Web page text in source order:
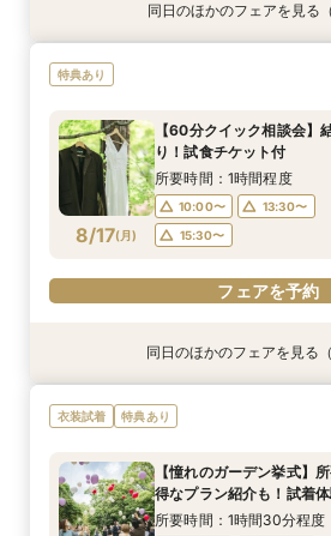
特典あり
8/16 日)
ペットと一緒に叶える挙
9:30〜 15:30〜
フェアを予約
特典あり
8/16 日)
【マイナビ限定！週末
9:30〜 15:30〜
フェアを予約
特典あり
8/16 日)
【15名～貸切可】おもて
9:30〜 15:30〜
フェアを予約
特典あり
8/16 日)
ロマンティックなナイト
9:30〜 15:30〜
フェアを予約
8/16 日)
10:00〜
13:30〜
15:30〜
フェアを予約
特典あり
8/16 日)
【1.5次会におすすめ！
9:30〜 15:30〜
フェアを予約
特典あり
8/16 日)
【憧れのガーデン挙式】
10:00〜
13:30〜
15:30〜
フェアを予約
同日のほかのフェアを見る
特典あり
8/17(月)
【60分クイック相談会】
り！試食チケット付
所要時間：1時間程度
10:00〜
13:30〜
15:30〜
フェアを予約
特典あり
8/17(月)
ペットと一緒に叶える挙
食＆見学付き
9:30〜 15:30〜
特典あり
8/17(月)
【15名～貸切可】おもて
試食付き相談会
9:30〜 15:30〜
特典あり
8/17(月)
パパママ婚、マタニティ
たり見学試食付き相談会
9:30〜 15:30〜
特典あり
8/17(月)
【憧れのガーデン挙式】
得なプラン紹介も！試着体
10:00〜
13:30〜
15:30〜
同日のほかのフェアを見る
衣装試着 特典あり
【憧れのガーデン挙式】
得なプラン紹介も！試着
所要時間：1時間30分程度